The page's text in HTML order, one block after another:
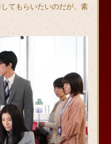
てもらいたいのだが、素